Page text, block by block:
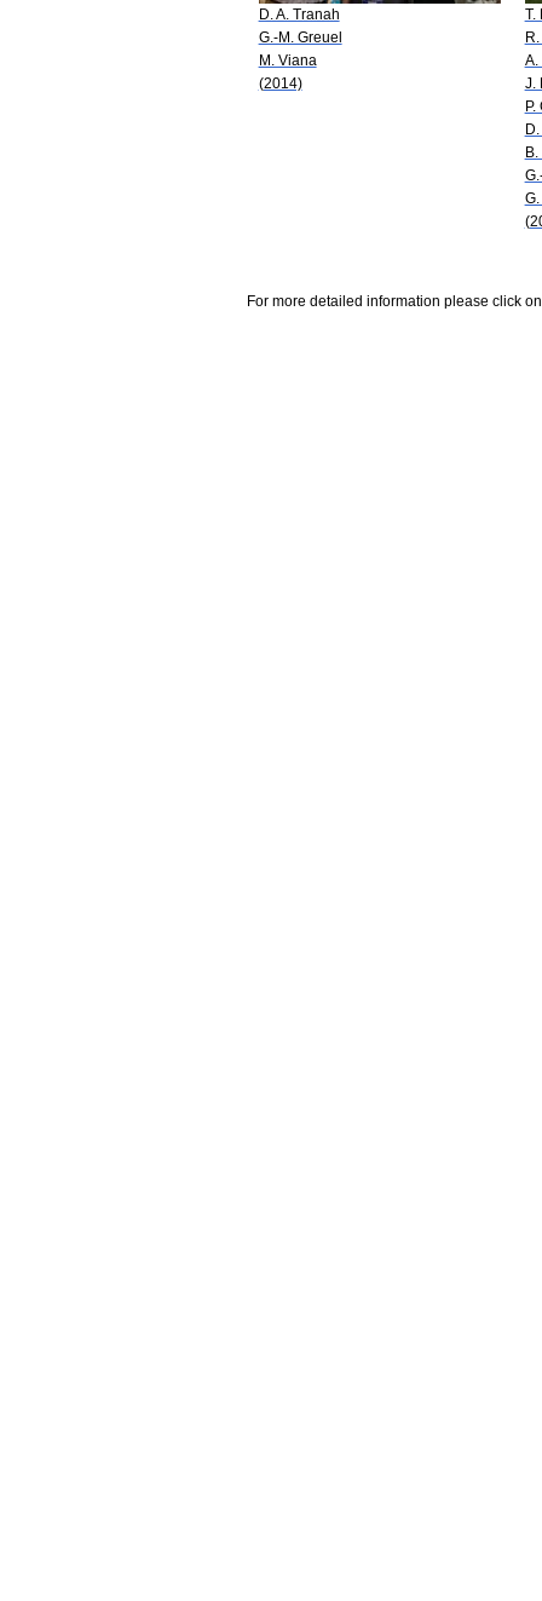
D. A. Tranah
G.-M. Greuel
M. Viana
(2014)
T.
A.
J.
P.
For more detailed information please click